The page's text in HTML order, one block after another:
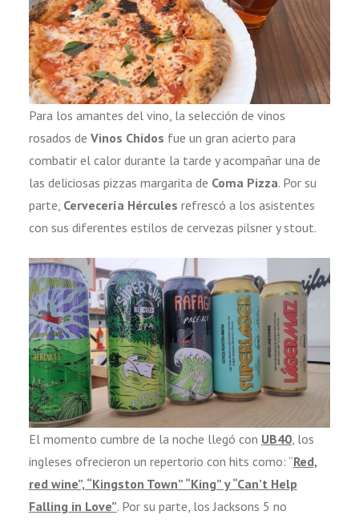
Para los amantes del vino, la selección de vinos
rosados de Vinos Chidos fue un gran acierto para
combatir el calor durante la tarde y acompañar una de
las deliciosas pizzas margarita de Coma Pizza. Por su
parte, Cervecería Hércules refrescó a los asistentes
con sus diferentes estilos de cervezas pilsner y stout.
El momento cumbre de la noche llegó con UB40, los
ingleses ofrecieron un repertorio con hits como: “Red,
red wine”, “Kingston Town” “King” y “Can’t Help
Falling in Love”. Por su parte, los Jacksons 5 no